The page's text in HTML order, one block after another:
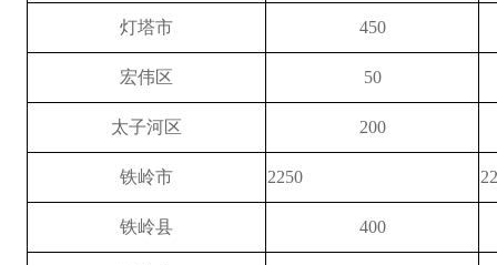
灯塔市 450
宏伟区 50
太子河区 200
铁岭市 2250
铁岭县 400